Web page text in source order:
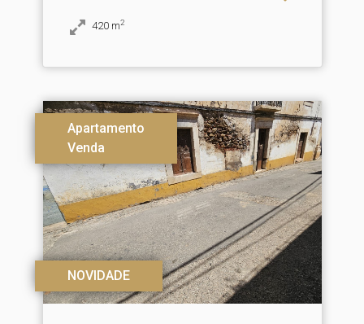
420 m2
Apartamento
Venda
NOVIDADE